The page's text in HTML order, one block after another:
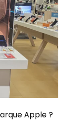
Apple ?